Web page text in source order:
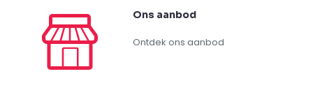
Ons aanbod
Ontdek ons aanbod